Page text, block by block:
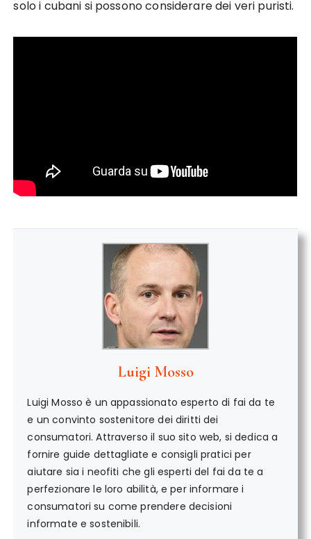
solo i cubani si possono considerare dei veri puristi.
Luigi Mosso
Luigi Mosso è un appassionato esperto di fai da te
e un convinto sostenitore dei diritti dei
consumatori. Attraverso il suo sito web, si dedica a
fornire guide dettagliate e consigli pratici per
aiutare sia i neofiti che gli esperti del fai da te a
perfezionare le loro abilità, e per informare i
consumatori su come prendere decisioni
informate e sostenibili.